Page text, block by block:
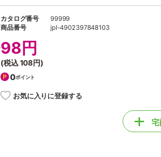
カタログ番号
99999
商品番号
jpl-4902397848103
98円
(税込108円)
0ポイント
お気に入りに登録する